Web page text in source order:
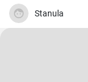
Stanula